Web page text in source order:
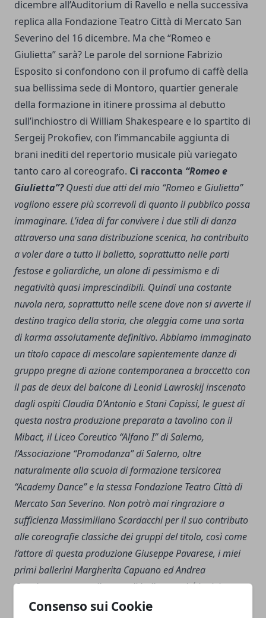
Consenso sui Cookie
dicembre all’Auditorium di Ravello e nella successiva
replica alla Fondazione Teatro Città di Mercato San
Severino del 16 dicembre. Ma che “Romeo e
Giulietta” sarà? Le parole del sornione Fabrizio
Esposito si confondono con il profumo di caffè della
sua bellissima sede di Montoro, quartier generale
della formazione in itinere prossima al debutto
sull’inchiostro di William Shakespeare e lo spartito di
Sergeij Prokofiev, con l’immancabile aggiunta di
brani inediti del repertorio musicale più variegato
tanto caro al coreografo. Ci racconta “Romeo e
Giulietta”? Questi due atti del mio “Romeo e Giulietta”
vogliono essere più scorrevoli di quanto il pubblico possa
immaginare. L’idea di far convivere i due stili di danza
attraverso una sana distribuzione scenica, ha contribuito
a voler dare a tutto il balletto, soprattutto nelle parti
festose e goliardiche, un alone di pessimismo e di
negatività quasi imprescindibili. Quindi una costante
nuvola nera, soprattutto nelle scene dove non si avverte il
destino tragico della storia, che aleggia come una sorta
di karma assolutamente definitivo. Abbiamo immaginato
un titolo capace di mescolare sapientemente danze di
gruppo pregne di azione contemporanea a braccetto con
il pas de deux del balcone di Leonid Lawroskij inscenato
dagli ospiti Claudia D’Antonio e Stani Capissi, le guest di
questa nostra produzione preparata a tavolino con il
Mibact, il Liceo Coreutico “Alfano I” di Salerno,
l’Associazione “Promodanza” di Salerno, oltre
naturalmente alla scuola di formazione tersicorea
“Academy Dance” e la stessa Fondazione Teatro Città di
Mercato San Severino. Non potrò mai ringraziare a
sufficienza Massimiliano Scardacchi per il suo contributo
alle coreografie classiche dei gruppi del titolo, così come
l’attore di questa produzione Giuseppe Pavarese, i miei
primi ballerini Margherita Capuano ed Andrea
Capoluongo e tutto il corpo di ballo, nonché i miei
assistenti Fioravante Botta, Alessandra Vottariello e Luisa